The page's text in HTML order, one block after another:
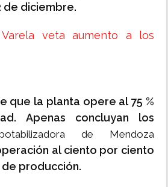
de diciembre.
Varela veta aumento a los
que la planta opere al 75 %
Apenas concluyan los
de Mendoza
al ciento por ciento
producción.